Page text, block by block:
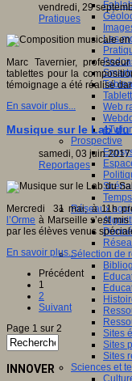
Les
Web
Prospective
Temps
Réseaux
Sélection de
Sites
Sites
Sites
Sciences et
vendredi, 29
Pratiques
Marc Tavernier,
tablettes pour la
témoignage a été réalisé
En savoir plus...
Musique sur le Lab du
samedi, 03 juin 2017
Reportages
Mercredi 31 mai, à 11h
l’Orme à Marseille s’est
par les élèves venus
En savoir plus...
Précédent
1
2
Suivant
Page 1 sur 2
INNOVER